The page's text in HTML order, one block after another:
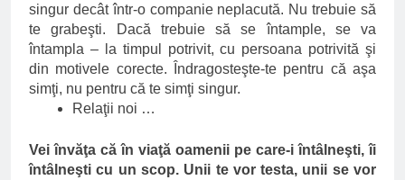
singur decât într-o companie neplacută. Nu trebuie să
te grabeşti. Dacă trebuie să se întample, se va
întampla – la timpul potrivit, cu persoana potrivită şi
din motivele corecte. Îndragosteşte-te pentru că aşa
simţi, nu pentru că te simţi singur.
Relaţii noi …
Vei învăţa că în viaţă oamenii pe care-i întâlneşti, îi
întâlneşti cu un scop. Unii te vor testa, unii se vor